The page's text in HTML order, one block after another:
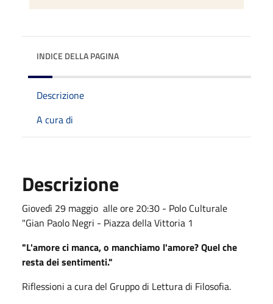
INDICE DELLA PAGINA
Descrizione
A cura di
Descrizione
Giovedì 29 maggio alle ore 20:30 - Polo Culturale
"Gian Paolo Negri - Piazza della Vittoria 1
"L'amore ci manca, o manchiamo l'amore? Quel che
resta dei sentimenti."
Riflessioni a cura del Gruppo di Lettura di Filosofia.